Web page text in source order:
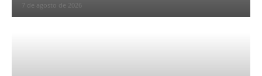
7 de agosto de 2026